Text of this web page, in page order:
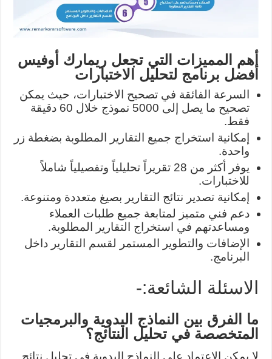
أهم المميزات التي تجعل ريمارك أوفيس
أفضل برنامج لتحليل الاختبارات
السرعة الفائقة في تصحيح الاختبارات، حيث يمكن
تصحيح ما يصل إلى 5000 نموذج خلال 60 دقيقة
فقط.
إمكانية استخراج جميع التقارير المطلوبة بضغطة زر
واحدة.
يوفر أكثر من 28 تقريراً تحليلياً وتفصيلياً شاملاً
للاختبارات.
إمكانية تصدير نتائج التقارير بصيغ متعددة ومتنوعة.
دعم فني متميز لمتابعة جميع طلبات العملاء
ومساعدتهم في استخراج التقارير المطلوبة.
الإضافات والتطوير المستمر لقسم التقارير داخل
البرنامج.
الاسئلة الشائعة:-
ما الفرق بين النماذج اليدوية والبرمجيات
المتخصصة في تحليل النتائج؟